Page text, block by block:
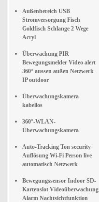
Außenbereich USB
Stromversorgung Fisch
Goldfisch Schlange 2 Wege
Acryl
Überwachung PIR
Bewegungsmelder Video alert
360° aussen außen Netzwerk
IP outdoor
Überwachungskamera
kabellos
360°-WLAN-
Überwachungskamera
Auto-Tracking Ton security
Auflösung Wi-Fi Person live
automatisch Netzwerk
Bewegungssensor Indoor SD-
Kartenslot Videoüberwachung
Alarm Nachtsichtfunktion